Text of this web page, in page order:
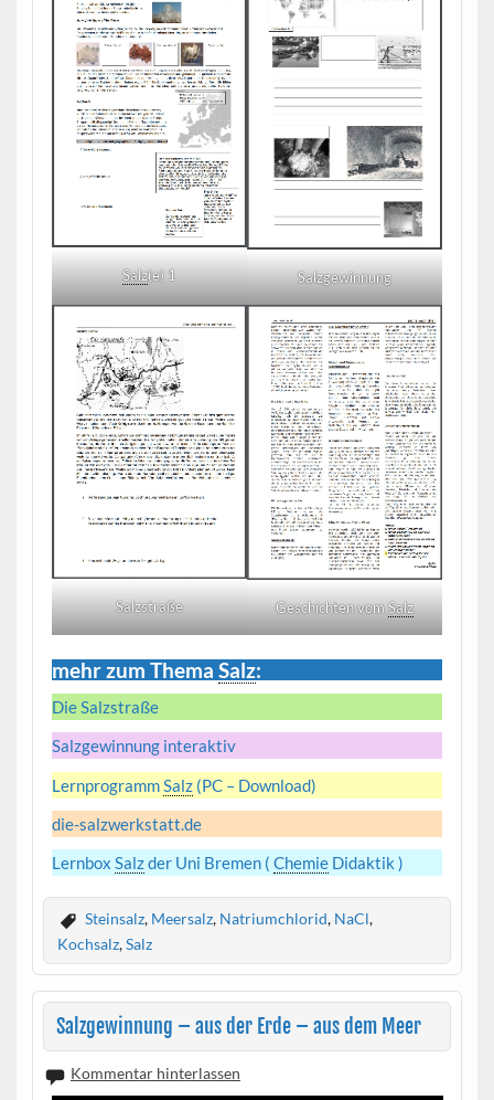
Salz(e) 1 Salzgewinnung
Salzstraße Geschichten vomSalz
mehr zum Thema Salz:
Die Salzstraße
Salzgewinnung interaktiv
LernprogrammSalz(PC – Download)
die-salzwerkstatt.de
Lernbox Salzder Uni Bremen ( ChemieDidaktik )
Steinsalz, Meersalz, Natriumchlorid, NaCl,
Kochsalz,Salz
Salzgewinnung – aus der Erde – aus dem Meer
Kommentar hinterlassen